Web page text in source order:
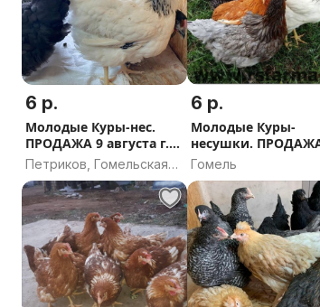
6 р.
Молодые Куры-нес.
ПРОДАЖА 9 августа г.
Петриков.
Петриков, Гомельская
область
6 р.
Молодые Куры-
несушки.
СРЕДУ 5 августа в г.
Гомель